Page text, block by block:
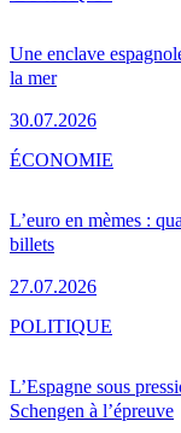
Une enclave
la mer
30.07.2026
L’euro en mèmes :
billets
27.07.2026
ÉCONOMIE
L’Espagne sous
Schengen à l’épreuve
POLITIQUE